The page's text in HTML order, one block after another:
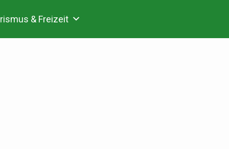
& Freizeit